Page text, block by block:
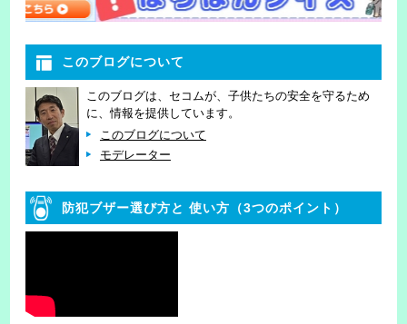
このブログについて
このブログは、セコムが、子供たちの安全を守るため
に、情報を提供しています。
このブログについて
モデレーター
防犯ブザー選び方と 使い方（3つのポイント）